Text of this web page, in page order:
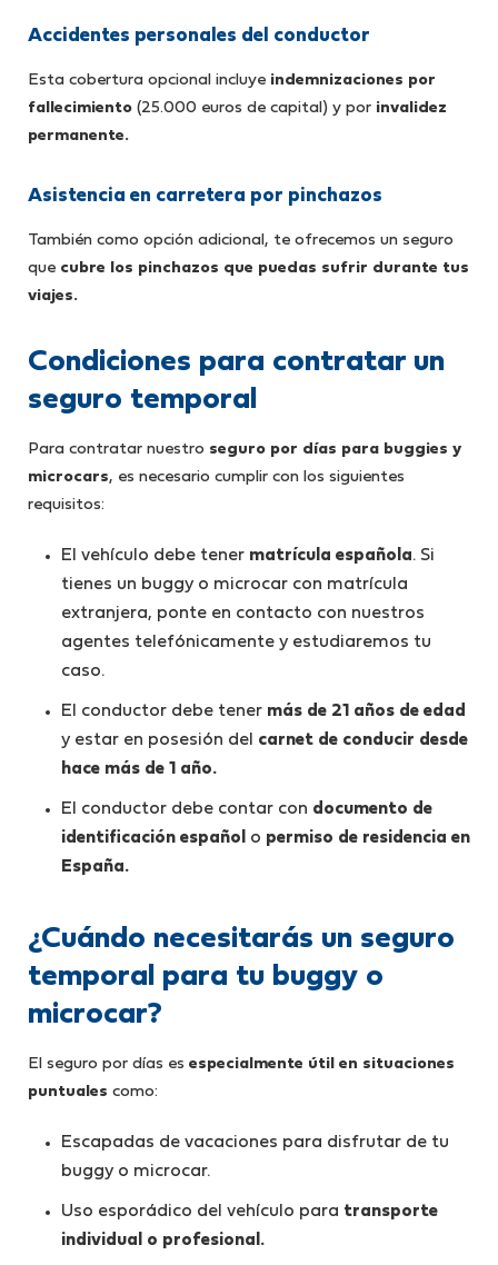
Accidentes personales del conductor
Esta cobertura opcional incluye indemnizaciones por
fallecimiento (25.000 euros de capital) y por invalidez
permanente.
Asistencia en carretera por pinchazos
También como opción adicional, te ofrecemos un seguro
que cubre los pinchazos que puedas sufrir durante tus
viajes.
Condiciones para contratar un
seguro temporal
Para contratar nuestro seguro por días para buggies y
microcars, es necesario cumplir con los siguientes
requisitos:
El vehículo debe tener matrícula española. Si
tienes un buggy o microcar con matrícula
extranjera, ponte en contacto con nuestros
agentes telefónicamente y estudiaremos tu
caso.
El conductor debe tener más de 21 años de edad
y estar en posesión del carnet de conducir desde
hace más de 1 año.
El conductor debe contar con documento de
identificación español
o permiso de residencia en
España.
¿Cuándo necesitarás un seguro
temporal para tu buggy o
microcar?
El seguro por días es especialmente útil en situaciones
puntuales como:
Escapadas de vacaciones para disfrutar de tu
buggy o microcar.
Uso esporádico del vehículo para transporte
individual o profesional.